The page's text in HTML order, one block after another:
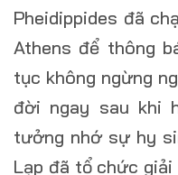
Pheidippides đã
Athens để thông
tục không ngừng
đời ngay sau khi
tưởng nhớ sự hy
Lạp đã tổ chức